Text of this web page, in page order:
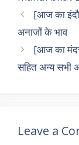
p
p
m
[आज का
अनाजों के भाव
[आज का
सहित अन्य सभी
Leave a